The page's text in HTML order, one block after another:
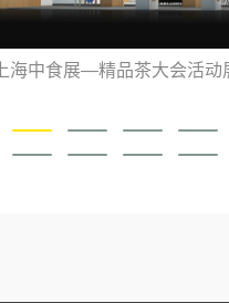
上海中食展—精品茶大会活动